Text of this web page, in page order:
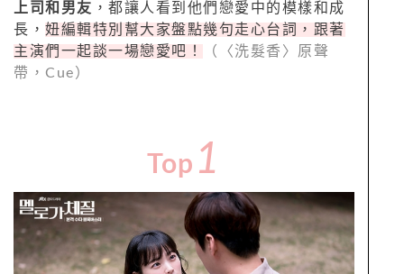
上司和男友 ，都讓人看到他們戀愛中的模樣和成
長， 妞編輯特別幫大家盤點幾句走心台詞，跟著
主演們一起談一場戀愛吧！
（〈洗髮香〉原聲
帶，Cue）
Top 1